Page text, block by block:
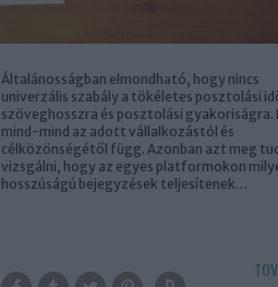
Általánosságban elmondható, hogy nincs
univerzális szabály a tökéletes posztolási
szöveghosszra és posztolási gyakoriságra.
mind-mind az adott vállalkozástól és
célközönségétől függ. Azonban azt meg
vizsgálni, hogy az egyes platformokon
hosszúságú bejegyzések teljesítenek…